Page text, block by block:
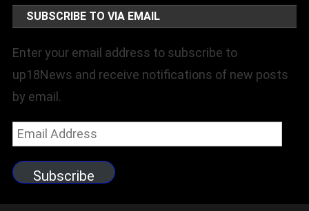
SUBSCRIBE TO VIA EMAIL
Enter your email address to subscribe to
up18News and receive notifications of new posts
by email.
Email
Subscribe